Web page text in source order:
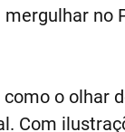
o
Com